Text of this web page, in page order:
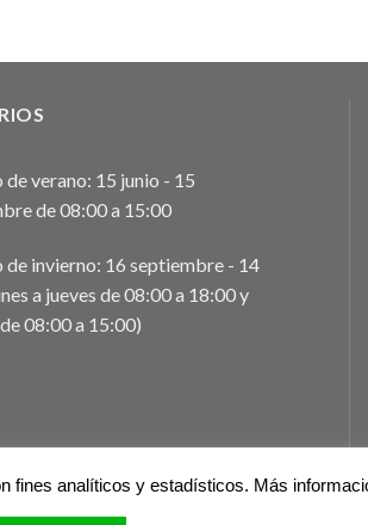
verano: 15 junio - 15
de 08:00 a 15:00
invierno: 16 septiembre - 14
a jueves de 08:00 a 18:00 y
08:00 a 15:00)
fines analíticos y estadísticos. Más